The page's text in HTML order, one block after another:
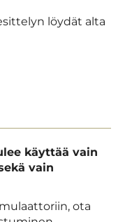
löydät alta
käyttää vain
vain
ota